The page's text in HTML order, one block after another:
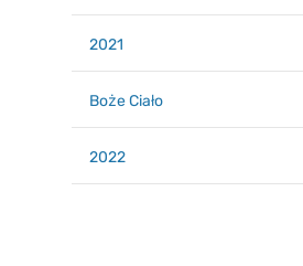
2021
Boże Ciało
2022